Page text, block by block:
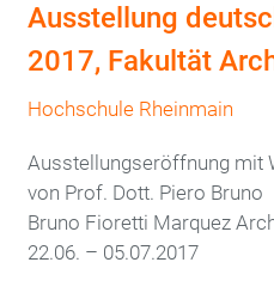
Ausstellung
2017, Fakultät
Hochschule Rheinmain
Ausstellungseröffnung mit
von Prof. Dott. Piero Bruno
Bruno Fioretti Marquez
22.06. – 05.07.2017